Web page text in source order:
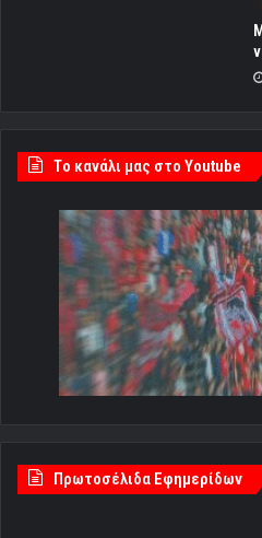
Tο κανάλι μας στο Youtube
Πρωτοσέλιδα Εφημερίδων